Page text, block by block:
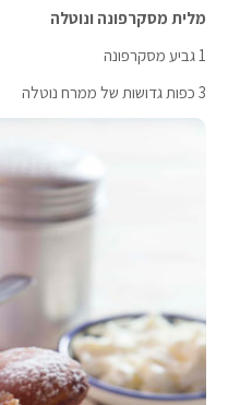
מלית מסקרפונה ונוטלה
1 גביע מסקרפונה
3 כפות גדושות של ממרח נוטלה